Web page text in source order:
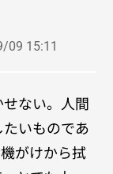
09 15:11
ない。人間
いものであ
がけから拭